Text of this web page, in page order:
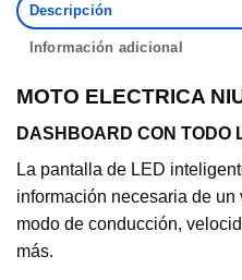
Descripción
Información adicional
MOTO ELECTRICA
DASHBOARD CON TODO
La pantalla de LED
información necesaria de
modo de conducción,
más.